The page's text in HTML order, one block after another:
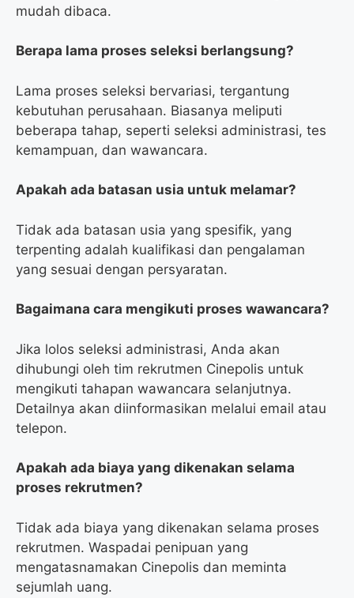
mudah dibaca.
Berapa lama proses seleksi berlangsung?
Lama proses seleksi bervariasi, tergantung
kebutuhan perusahaan. Biasanya meliputi
beberapa tahap, seperti seleksi administrasi, tes
kemampuan, dan wawancara.
Apakah ada batasan usia untuk melamar?
Tidak ada batasan usia yang spesifik, yang
terpenting adalah kualifikasi dan pengalaman
yang sesuai dengan persyaratan.
Bagaimana cara mengikuti proses wawancara?
Jika lolos seleksi administrasi, Anda akan
dihubungi oleh tim rekrutmen Cinepolis untuk
mengikuti tahapan wawancara selanjutnya.
Detailnya akan diinformasikan melalui email atau
telepon.
Apakah ada biaya yang dikenakan selama
proses rekrutmen?
Tidak ada biaya yang dikenakan selama proses
rekrutmen. Waspadai penipuan yang
mengatasnamakan Cinepolis dan meminta
sejumlah uang.